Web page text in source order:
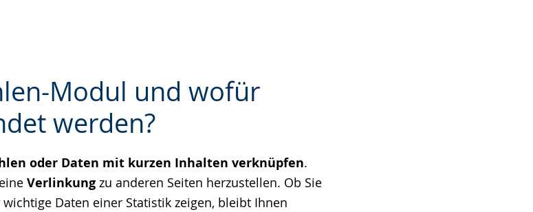
Modul und wofür
werden?
oder Daten mit kurzen Inhalten verknüpfen.
Verlinkung zu anderen Seiten herzustellen. Ob Sie
Daten einer Statistik zeigen, bleibt Ihnen